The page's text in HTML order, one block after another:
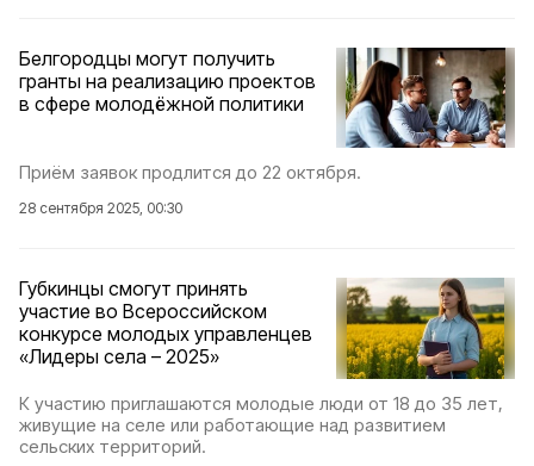
Белгородцы могут получить
гранты на реализацию проектов
в сфере молодёжной политики
Приём заявок продлится до 22 октября.
28 сентября 2025, 00:30
Губкинцы смогут принять
участие во Всероссийском
конкурсе молодых управленцев
«Лидеры села – 2025»
К участию приглашаются молодые люди от 18 до 35 лет,
живущие на селе или работающие над развитием
сельских территорий.